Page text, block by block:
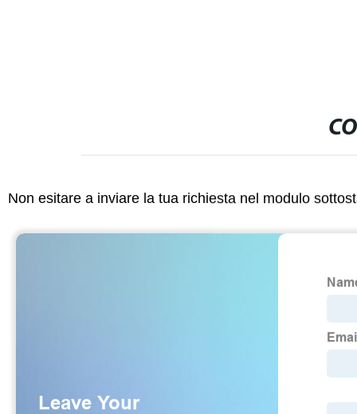
Non esitare a inviare la tua richiesta nel modulo